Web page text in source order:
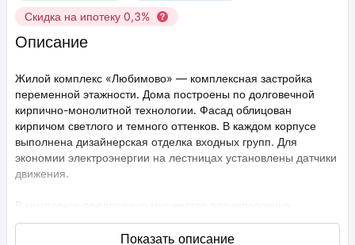
Скидка на ипотеку 0,3%
Описание
Жилой комплекс «Любимово» — комплексная застройка
переменной этажности. Дома построены по долговечной
кирпично-монолитной технологии. Фасад облицован
кирпичом светлого и темного оттенков. В каждом корпусе
выполнена дизайнерская отделка входных групп. Для
экономии электроэнергии на лестницах установлены датчики
движения.
В комплексе предложено множество планировочных
решений: в наличии квартиры, как классического типа, так и
европланировки. Они сдаются с подчистовой отделкой,